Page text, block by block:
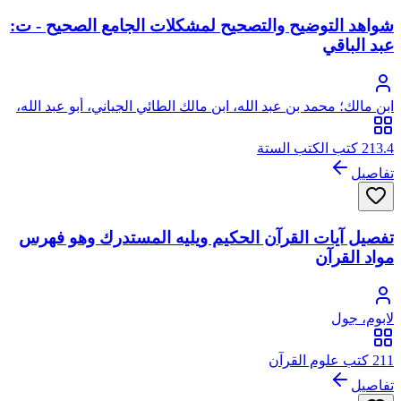
شواهد التوضيح والتصحيح لمشكلات الجامع الصحيح - ت:
عبد الباقي
ابن مالك؛ محمد بن عبد الله، ابن مالك الطائي الجياني، أبو عبد الله،
جمال الدين
213.4 كتب الكتب الستة
تفاصيل
تفصيل آيات القرآن الحكيم ويليه المستدرك وهو فهرس
مواد القرآن
لابوم، جول
211 كتب علوم القرآن
تفاصيل